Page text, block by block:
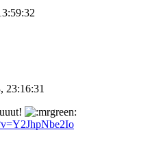
23:16:31